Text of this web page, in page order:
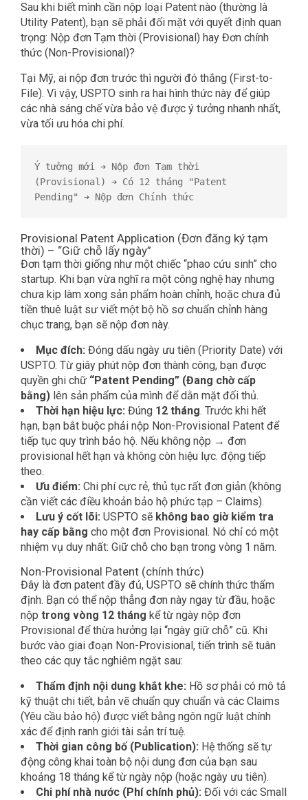
Sau khi biết mình cần nộp loại Patent nào (thường là
Utility Patent), bạn sẽ phải đối mặt với quyết định quan
trọng: Nộp đơn Tạm thời (Provisional) hay Đơn chính
thức (Non-Provisional)?
Tại Mỹ, ai nộp đơn trước thì người đó thắng (First-to-
File). Vì vậy, USPTO sinh ra hai hình thức này để giúp
các nhà sáng chế vừa bảo vệ được ý tưởng nhanh nhất,
vừa tối ưu hóa chi phí.
Ý tưởng mới ➔ Nộp đơn Tạm thời
(Provisional) ➔ Có 12 tháng "Patent
Pending" ➔ Nộp đơn Chính thức
Provisional Patent Application (Đơn đăng ký tạm
thời) – “Giữ chỗ lấy ngày”
Đơn tạm thời giống như một chiếc “phao cứu sinh” cho
startup. Khi bạn vừa nghĩ ra một công nghệ hay nhưng
chưa kịp làm xong sản phẩm hoàn chỉnh, hoặc chưa đủ
tiền thuê luật sư viết một bộ hồ sơ chuẩn chỉnh hàng
chục trang, bạn sẽ nộp đơn này.
Mục đích: Đóng dấu ngày ưu tiên (Priority Date) với
USPTO. Từ giây phút nộp đơn thành công, bạn được
quyền ghi chữ “Patent Pending” (Đang chờ cấp
bằng) lên sản phẩm của mình để dằn mặt đối thủ.
Thời hạn hiệu lực: Đúng 12 tháng. Trước khi hết
hạn, bạn bắt buộc phải nộp Non-Provisional Patent để
tiếp tục quy trình bảo hộ. Nếu không nộp → đơn
provisional hết hạn và không còn hiệu lực. động tiếp
theo.
Ưu điểm: Chi phí cực rẻ, thủ tục rất đơn giản (không
cần viết các điều khoản bảo hộ phức tạp – Claims).
Lưu ý cốt lõi: USPTO sẽ không bao giờ kiểm tra
hay cấp bằng cho một đơn Provisional. Nó chỉ có một
nhiệm vụ duy nhất: Giữ chỗ cho bạn trong vòng 1 năm.
Non-Provisional Patent (chính thức)
Đây là đơn patent đầy đủ, USPTO sẽ chính thức thẩm
định. Bạn có thể nộp thẳng đơn này ngay từ đầu, hoặc
nộp trong vòng 12 tháng kể từ ngày nộp đơn
Provisional để thừa hưởng lại “ngày giữ chỗ” cũ. Khi
bước vào giai đoạn Non-Provisional, tiến trình sẽ tuân
theo các quy tắc nghiêm ngặt sau:
Thẩm định nội dung khắt khe: Hồ sơ phải có mô tả
kỹ thuật chi tiết, bản vẽ chuẩn quy chuẩn và các Claims
(Yêu cầu bảo hộ) được viết bằng ngôn ngữ luật chính
xác để định ranh giới tài sản trí tuệ.
Thời gian công bố (Publication): Hệ thống sẽ tự
động công khai toàn bộ nội dung đơn của bạn sau
khoảng 18 tháng kể từ ngày nộp (hoặc ngày ưu tiên).
Chi phí nhà nước (Phí chính phủ): Đối với các Small